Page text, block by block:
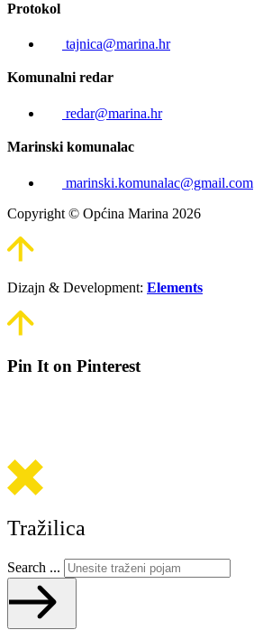
Protokol
tajnica@marina.hr
Komunalni redar
redar@marina.hr
Marinski komunalac
marinski.komunalac@gmail.com
Copyright © Općina Marina 2026
Dizajn & Development: Elements
Pin It on Pinterest
Tražilica
Search ...